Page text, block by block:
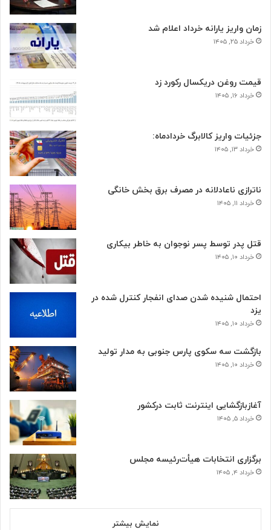
زمان واریز یارانه خرداد اعلام شد
خرداد ۲۵, ۱۴۰۵
قیمت روغن دریکسال رکورد زد
خرداد ۱۶, ۱۴۰۵
جزئیات واریز کالابرگ خردادماه:
خرداد ۱۳, ۱۴۰۵
ناترازی ناعادلانه در مصرف برق بخش خانگی
خرداد ۱۱, ۱۴۰۵
قتل پدر توسط پسر نوجوان به خاطر بیکاری
خرداد ۱۰, ۱۴۰۵
احتمال شنیده شدن صدای انفجار کنترل شده در
یزد
خرداد ۱۰, ۱۴۰۵
بازگشت سه سکوی پارس جنوبی به مدار تولید
خرداد ۱۰, ۱۴۰۵
آغازبازگشایی اینترنت ثابت درکشور
خرداد ۵, ۱۴۰۵
برگزاری انتخابات هیأت‌رئیسه مجلس
خرداد ۴, ۱۴۰۵
نمایش بیشتر